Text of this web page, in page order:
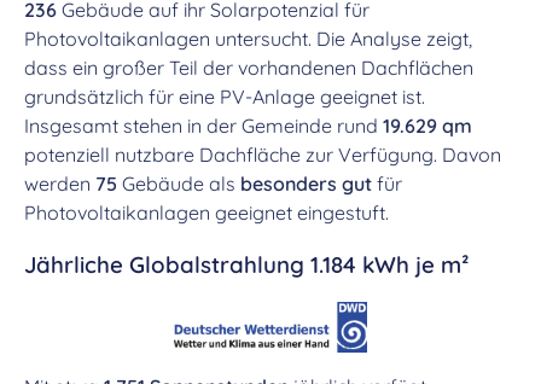
236 Gebäude auf ihr Solarpotenzial für
Photovoltaikanlagen untersucht. Die Analyse zeigt,
dass ein großer Teil der vorhandenen Dachflächen
grundsätzlich für eine PV-Anlage geeignet ist.
Insgesamt stehen in der Gemeinde rund 19.629 qm
potenziell nutzbare Dachfläche zur Verfügung. Davon
werden 75 Gebäude als besonders gut für
Photovoltaikanlagen geeignet eingestuft.
Jährliche Globalstrahlung 1.184 kWh je m²